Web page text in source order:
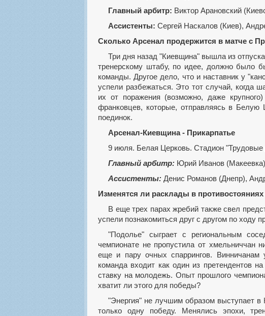
Главный арбитр: Виктор Арановский
Ассистенты: Сергей Наскалов (Киев),
Сколько Арсенал продержится в матче с
Три дня назад "Киевщина" вышла из отпуска, начав подготовку к сезону. Этого времени
тренерскому штабу, по идее, должно было
команды. Другое дело, что и наставник у
успели разбежаться. Это тот случай, когда
их от поражения (возможно, даже
франковцев, которые, отправляясь в
поединок.
Арсенал-Киевщина - Прикарпатье
9 июля. Белая Церковь. Стадион
Главный арбитр: Юрий Иванов (Макеевка)
Ассистенты: Денис Романов (Днепр),
Изменятся ли расклады в
В еще трех парах жребий также свел представителей второго дивизиона, которые уже
успели познакомиться друг с другом по ходу
"Подолье" сыграет с региональным соседом из Винницы. "Нива" в предыдущем
чемпионате не пропустила от хмельниччан
еще и пару очных спаррингов.
команда входит как один из претендентов
ставку на молодежь. Опыт прошлого
хватит ли этого для победы?
"Энергия" не лучшим образом выступает в Кубке страны, в восьми турнирах одержав
только одну победу. Менялись эпохи,